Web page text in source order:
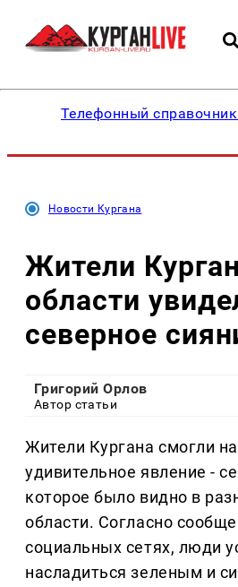
Телефонный справочник
Новости Кургана
Жители
области
северное
Григорий Орлов
Автор статьи
Жители Кургана смогли
удивительное явление -
которое было видно в
области. Согласно
социальных сетях, люди
насладиться зеленым и